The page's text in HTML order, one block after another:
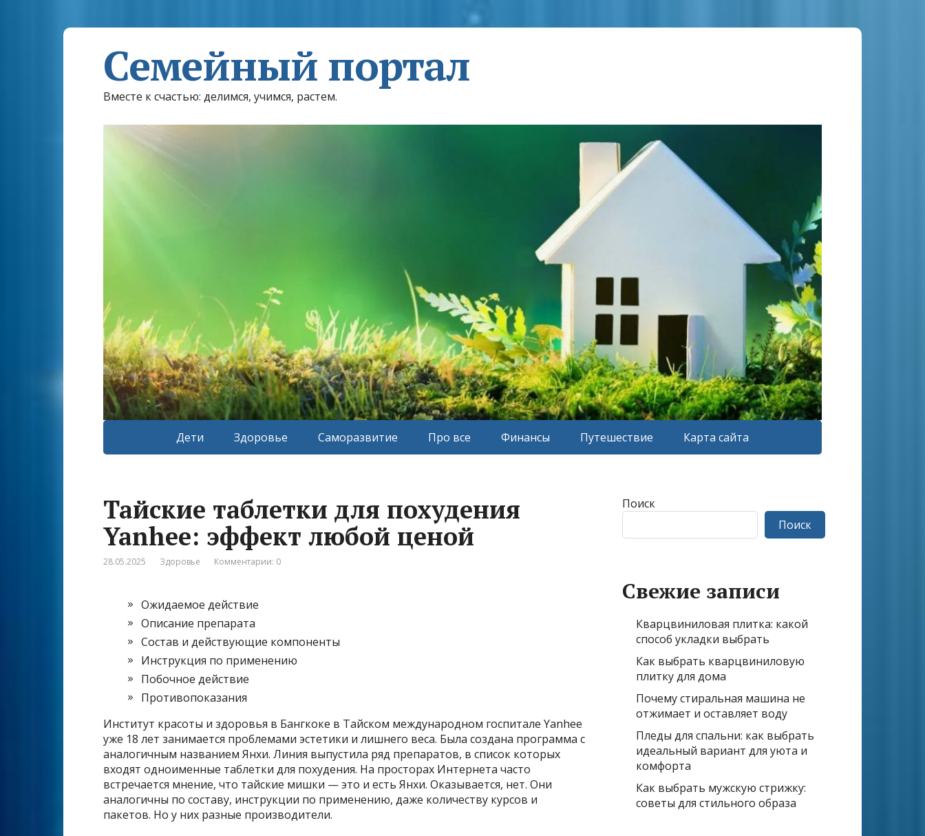
Семейный портал
Вместе к счастью: делимся, учимся, растем.
Дети Здоровье Саморазвитие Про все Финансы Путешествие Карта сайта
Тайские таблетки для похудения
Yanhee: эффект любой ценой
28.05.2025 Здоровье Комментарии: 0
Ожидаемое действие
Описание препарата
Состав и действующие компоненты
Инструкция по применению
Побочное действие
Противопоказания
Институт красоты и здоровья в Бангкоке в Тайском международном госпитале Yanhee
уже 18 лет занимается проблемами эстетики и лишнего веса. Была создана программа с
аналогичным названием Янхи. Линия выпустила ряд препаратов, в список которых
входят одноименные таблетки для похудения. На просторах Интернета часто
встречается мнение, что тайские мишки — это и есть Янхи. Оказывается, нет. Они
аналогичны по составу, инструкции по применению, даже количеству курсов и
пакетов. Но у них разные производители.
Поиск
Поиск
Свежие записи
Кварцвиниловая плитка: какой
способ укладки выбрать
Как выбрать кварцвиниловую
плитку для дома
Почему стиральная машина не
отжимает и оставляет воду
Пледы для спальни: как выбрать
идеальный вариант для уюта и
комфорта
Как выбрать мужскую стрижку:
советы для стильного образа